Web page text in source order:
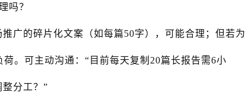
吗？
广的碎片化文案（如每篇50字），可能合理；但若为
。可主动沟通：“目前每天复制20篇长报告需6小
分工？”